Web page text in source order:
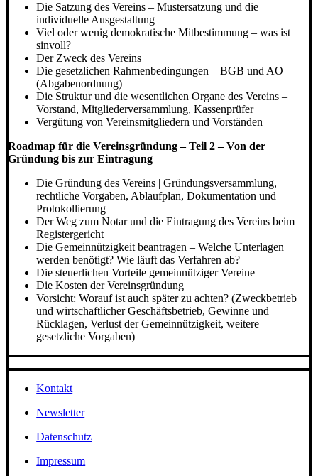
Die Satzung des Vereins – Mustersatzung und die
individuelle Ausgestaltung
Viel oder wenig demokratische Mitbestimmung – was ist
sinvoll?
Der Zweck des Vereins
Die gesetzlichen Rahmenbedingungen – BGB und AO
(Abgabenordnung)
Die Struktur und die wesentlichen Organe des Vereins –
Vorstand, Mitgliederversammlung, Kassenprüfer
Vergütung von Vereinsmitgliedern und Vorständen
Roadmap für die Vereinsgründung – Teil 2 – Von der
Gründung bis zur Eintragung
Die Gründung des Vereins | Gründungsversammlung,
rechtliche Vorgaben, Ablaufplan, Dokumentation und
Protokollierung
Der Weg zum Notar und die Eintragung des Vereins beim
Registergericht
Die Gemeinnützigkeit beantragen – Welche Unterlagen
werden benötigt? Wie läuft das Verfahren ab?
Die steuerlichen Vorteile gemeinnütziger Vereine
Die Kosten der Vereinsgründung
Vorsicht: Worauf ist auch später zu achten? (Zweckbetrieb
und wirtschaftlicher Geschäftsbetrieb, Gewinne und
Rücklagen, Verlust der Gemeinnützigkeit, weitere
gesetzliche Vorgaben)
Kontakt
Newsletter
Datenschutz
Impressum